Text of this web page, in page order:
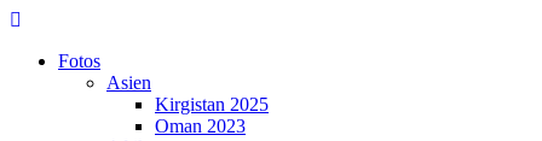
Skip
contentFotos
Asien
Kirgistan 2025
Oman 2023